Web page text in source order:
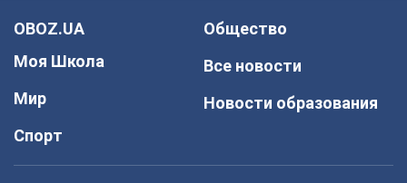
OBOZ.UA
Моя Школа
Мир
Спорт
Общество
Все новости
Новости образования